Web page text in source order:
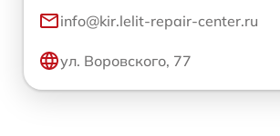
info@kir.lelit-repair-center.ru
ул. Воровского, 77